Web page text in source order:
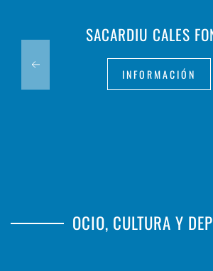
SACARDIU CALES
INFORMACIÓN
OCIO, CULTURA Y